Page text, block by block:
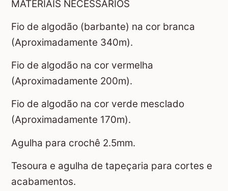
MATERIAIS NECESSÁRIOS
Fio de algodão (barbante) na cor branca
(Aproximadamente 340m).
Fio de algodão na cor vermelha
(Aproximadamente 200m).
Fio de algodão na cor verde mesclado
(Aproximadamente 170m).
Agulha para crochê 2.5mm.
Tesoura e agulha de tapeçaria para cortes e
acabamentos.